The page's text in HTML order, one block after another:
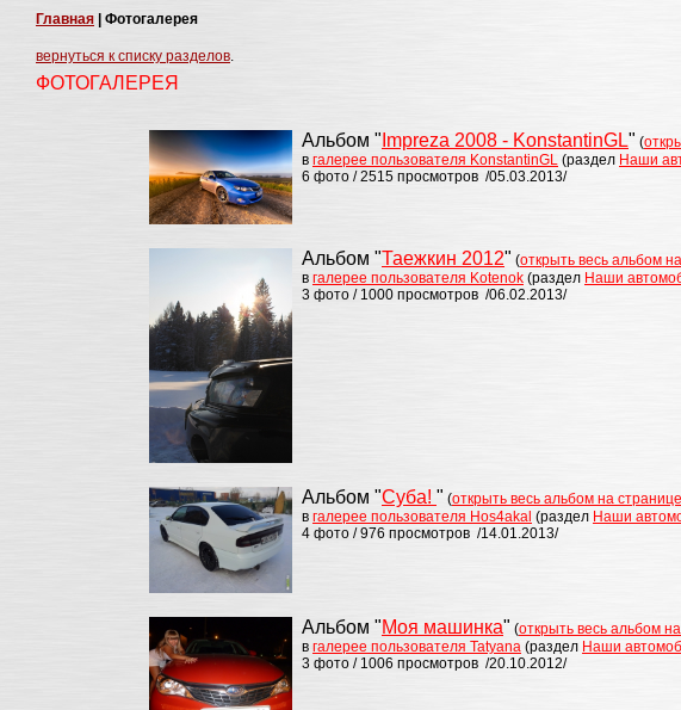
Главная | Фотогалерея
вернуться к списку разделов.
ФОТОГАЛЕРЕЯ
Альбом " Impreza 2008 - KonstantinGL" (
в галерее пользователя KonstantinGL (раздел Наши
6 фото / 2515 просмотров /05.03.2013/
Альбом "Таежкин 2012" (открыть весь альбом
в галерее пользователя Kotenok (раздел Наши
3 фото / 1000 просмотров /06.02.2013/
Альбом "Суба! " (открыть весь альбом на странице
в галерее пользователя Hos4akal (раздел Наши
4 фото / 976 просмотров /14.01.2013/
Альбом "Моя машинка" (открыть весь альбом
в галерее пользователя Tatyana (раздел Наши
3 фото / 1006 просмотров /20.10.2012/